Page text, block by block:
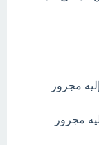
مجرور
مجرور